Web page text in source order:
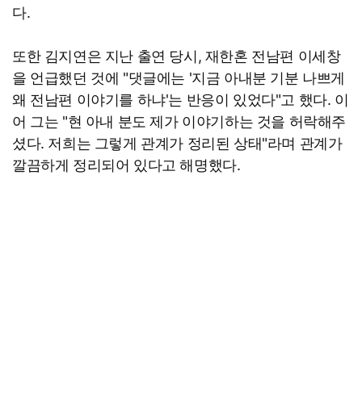
다.
또한 김지연은 지난 출연 당시, 재한혼 전남편 이세창
을 언급했던 것에 "댓글에는 '지금 아내분 기분 나쁘게
왜 전남편 이야기를 하냐'는 반응이 있었다"고 했다. 이
어 그는 "현 아내 분도 제가 이야기하는 것을 허락해주
셨다. 저희는 그렇게 관계가 정리된 상태"라며 관계가
깔끔하게 정리되어 있다고 해명했다.